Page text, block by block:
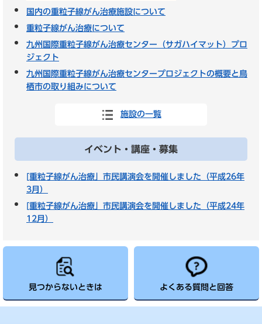
国内の重粒子線がん治療施設について
重粒子線がん治療について
九州国際重粒子線がん治療センター（サガハイマット）プロ
ジェクト
九州国際重粒子線がん治療センタープロジェクトの概要と鳥
栖市の取り組みについて
施設の一覧
イベント・講座・募集
[重粒子線がん治療」市民講演会を開催しました（平成26年
3月）
[重粒子線がん治療」市民講演会を開催しました（平成24年
12月）
見つからないときは よくある質問と回答